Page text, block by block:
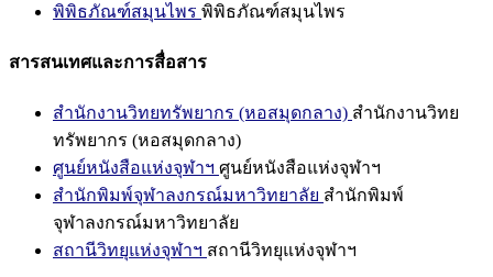
พิพิธภัณฑ์สมุนไพร พิพิธภัณฑ์สมุนไพร
สารสนเทศและการสื่อสาร
สำนักงานวิทยทรัพยากร (หอสมุดกลาง) สำนักงานวิทย
ทรัพยากร (หอสมุดกลาง)
ศูนย์หนังสือแห่งจุฬาฯ ศูนย์หนังสือแห่งจุฬาฯ
สำนักพิมพ์จุฬาลงกรณ์มหาวิทยาลัย สำนักพิมพ์
จุฬาลงกรณ์มหาวิทยาลัย
สถานีวิทยุแห่งจุฬาฯ สถานีวิทยุแห่งจุฬาฯ